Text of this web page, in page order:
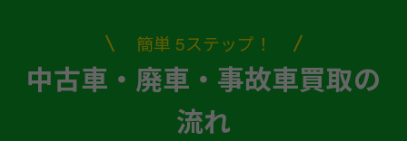
簡単 5ステップ！
中古車・廃車・事故車買取の
流れ